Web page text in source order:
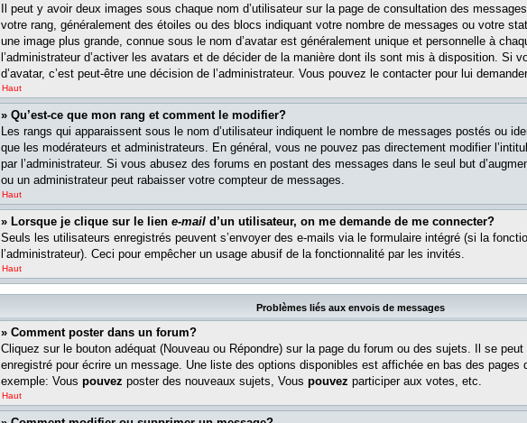
Il peut y avoir deux images sous chaque nom d’utilisateur sur la page de consultation des
votre rang, généralement des étoiles ou des blocs indiquant votre nombre de messages ou votre
une image plus grande, connue sous le nom d’avatar est généralement unique et personnelle à
l’administrateur d’activer les avatars et de décider de la manière dont ils sont mis à disposition. Si
d’avatar, c’est peut-être une décision de l’administrateur. Vous pouvez le contacter pour lui
Haut
» Qu’est-ce que mon rang et comment le modifier?
Les rangs qui apparaissent sous le nom d’utilisateur indiquent le nombre de messages postés ou
que les modérateurs et administrateurs. En général, vous ne pouvez pas directement modifier
par l’administrateur. Si vous abusez des forums en postant des messages dans le seul but
ou un administrateur peut rabaisser votre compteur de messages.
Haut
» Lorsque je clique sur le lien e-mail d’un utilisateur, on me demande de me connecter?
Seuls les utilisateurs enregistrés peuvent s’envoyer des e-mails via le formulaire intégré (si la
l’administrateur). Ceci pour empêcher un usage abusif de la fonctionnalité par les invités.
Haut
Problèmes liés aux envois de messages
» Comment poster dans un forum?
Cliquez sur le bouton adéquat (Nouveau ou Répondre) sur la page du forum ou des sujets. Il se
enregistré pour écrire un message. Une liste des options disponibles est affichée en bas des pages
exemple: Vous pouvez poster des nouveaux sujets, Vous pouvez participer aux votes, etc.
Haut